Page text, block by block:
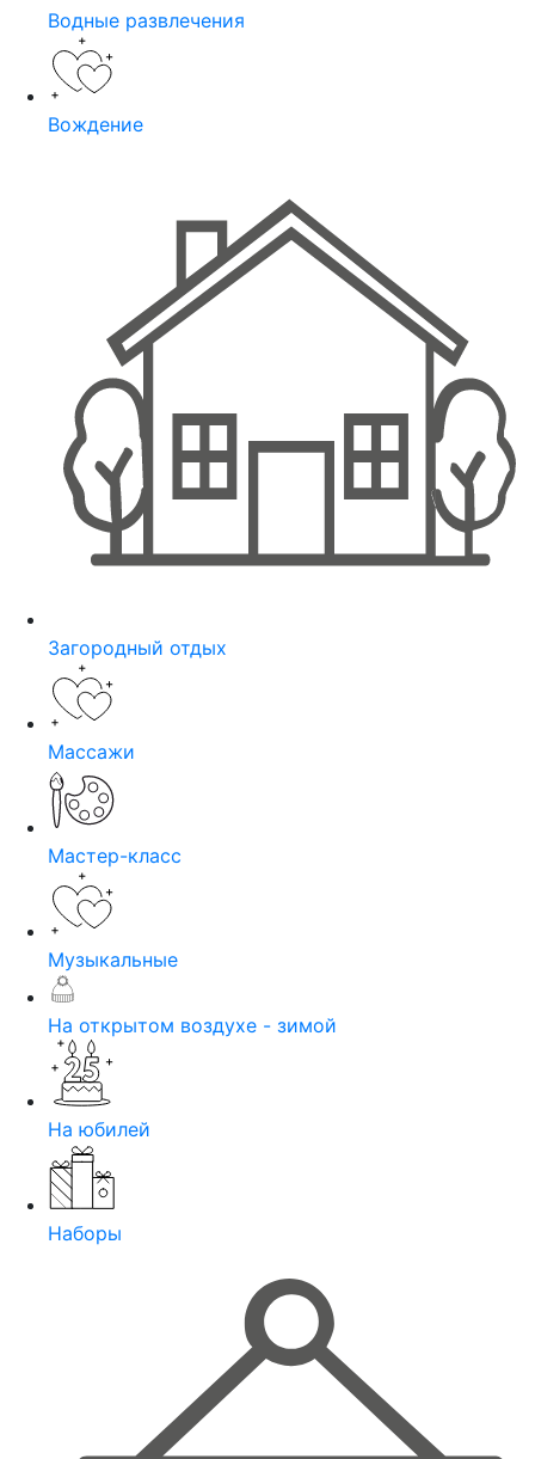
Водные развлечения
Вождение
Загородный отдых
Массажи
Мастер-класс
Музыкальные
На открытом воздухе - зимой
На юбилей
Наборы